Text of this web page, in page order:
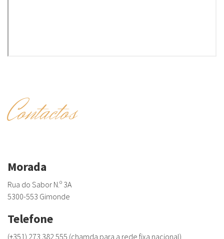
Contactos
Morada
Rua do Sabor N.º 3A
5300-553 Gimonde
Telefone
(+351) 273 382 555 (chamda para a rede fixa nacional)